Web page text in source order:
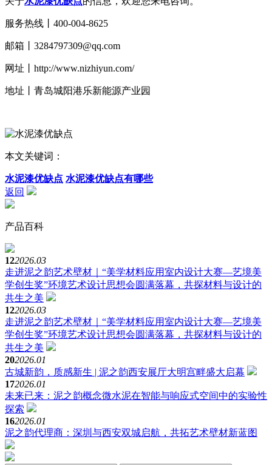
服务热线丨400-004-8625
邮箱丨 3284797309@qq.com
网址丨 http://www.nizhiyun.com/
地址丨青岛城阳港乐新能源产业园
本文关键词：
水泥漆优缺点 水泥漆优缺点有哪些
返回
产品百科
122026.03
走进泥之韵艺术壁材｜“美学材料应用室内设计大赛—艺境美
学创生奖”环境艺术设计思想会圆满落幕，共探材料与设计的
共生之美
122026.03
走进泥之韵艺术壁材｜“美学材料应用室内设计大赛—艺境美
学创生奖”环境艺术设计思想会圆满落幕，共探材料与设计的
共生之美
202026.01
古城新韵，质感新生 | 泥之韵西安展厅大明宫畔盛大启幕
172026.01
未来已来：泥之韵概念微水泥在智能与响应式空间中的实验性
探索
162026.01
泥之韵代理商：深圳与西安双城启航，共拓艺术壁材新蓝图